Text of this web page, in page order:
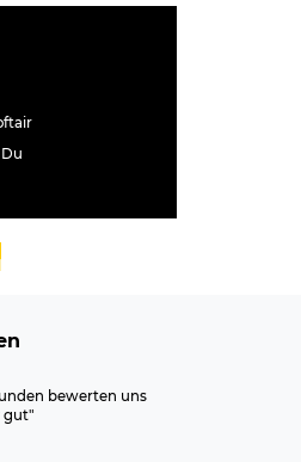
bewerten uns
gut"